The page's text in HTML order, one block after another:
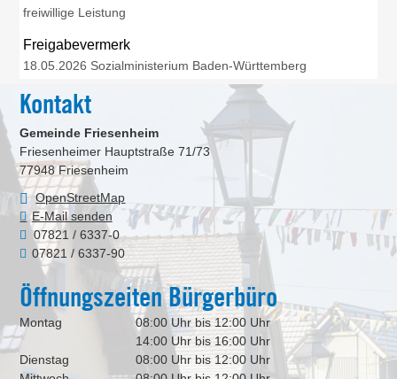
freiwillige Leistung
Freigabevermerk
18.05.2026 Sozialministerium Baden-Württemberg
Kontakt
Gemeinde Friesenheim
Friesenheimer Hauptstraße 71/73
77948 Friesenheim
OpenStreetMap
E-Mail senden
07821 / 6337-0
07821 / 6337-90
Öffnungszeiten Bürgerbüro
Montag
08:00 Uhr bis 12:00 Uhr
14:00 Uhr bis 16:00 Uhr
Dienstag
08:00 Uhr bis 12:00 Uhr